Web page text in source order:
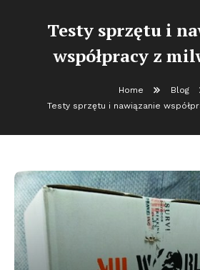
Testy sprzętu i
współpracy z
Home
Blog
Testy sprzętu i nawiązanie